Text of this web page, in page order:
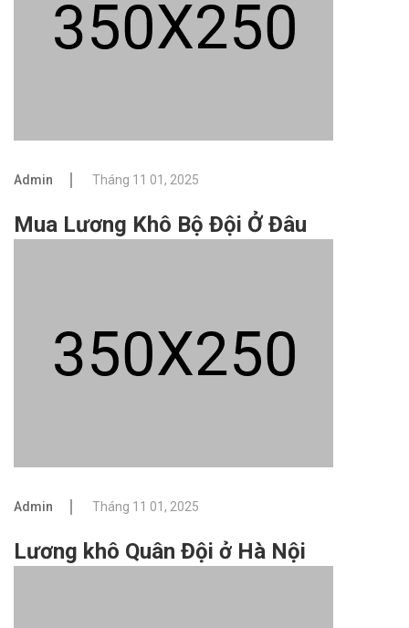
Admin Tháng 11 01, 2025
Mua Lương Khô Bộ Đội Ở Đâu
Admin Tháng 11 01, 2025
Lương khô Quân Đội ở Hà Nội